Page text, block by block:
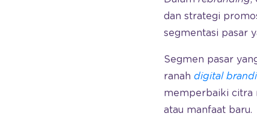
dan strategi
segmentasi pasar
Segmen pasar
ranah digital
memperbaiki citra
atau manfaat baru.